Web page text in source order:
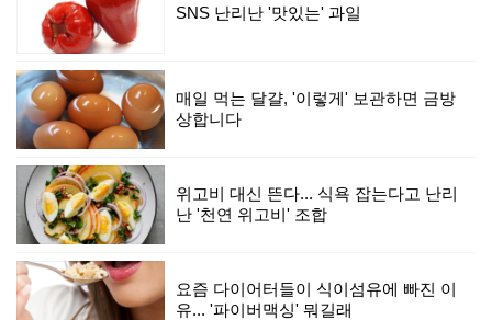
SNS 난리난 '맛있는' 과일
매일 먹는 달걀, '이렇게' 보관하면 금방
상합니다
위고비 대신 뜬다... 식욕 잡는다고 난리
난 '천연 위고비' 조합
요즘 다이어터들이 식이섬유에 빠진 이
유... '파이버맥싱' 뭐길래